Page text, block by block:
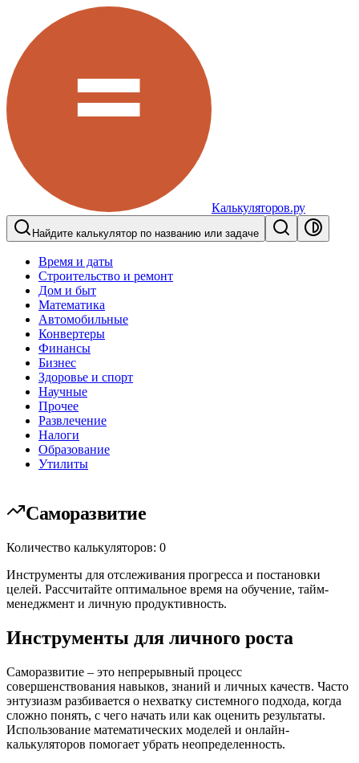
Калькуляторов.ру
Найдите калькулятор по названию или задаче
Время и даты
Строительство и ремонт
Дом и быт
Математика
Автомобильные
Конвертеры
Финансы
Бизнес
Здоровье и спорт
Научные
Прочее
Развлечение
Налоги
Образование
Утилиты
Саморазвитие
Количество калькуляторов: 0
Инструменты для отслеживания прогресса и постановки
целей. Рассчитайте оптимальное время на обучение, тайм-
менеджмент и личную продуктивность.
Инструменты для личного роста
Саморазвитие – это непрерывный процесс
совершенствования навыков, знаний и личных качеств. Часто
энтузиазм разбивается о нехватку системного подхода, когда
сложно понять, с чего начать или как оценить результаты.
Использование математических моделей и онлайн-
калькуляторов помогает убрать неопределенность.